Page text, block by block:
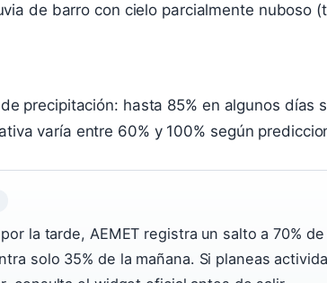
de barro con cielo parcialmente nuboso
precipitación: hasta 85% en algunos días
varía entre 60% y 100% según
la tarde, AEMET registra un salto a 70%
solo 35% de la mañana. Si planeas